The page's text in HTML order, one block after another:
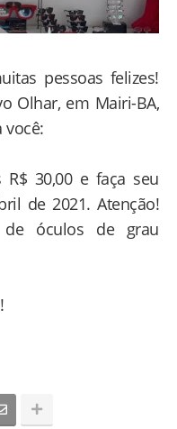
pessoas felizes!
Olhar, em Mairi-BA,
30,00 e faça seu
de 2021. Atenção!
óculos de grau